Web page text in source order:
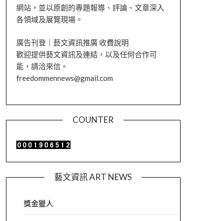
網站，並以原創的專題報導、評論、文章深入
各領域及展覽現場。
廣告刊登｜藝文資訊推廣 收費說明
歡迎提供藝文資訊及連結，以及任何合作可
能，請洽來信。
freedommennews@gmail.com
COUNTER
藝文資訊 ART NEWS
獎金獵人